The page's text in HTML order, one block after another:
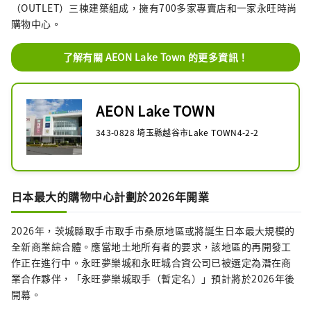
（OUTLET）三棟建築組成，擁有700多家專賣店和一家永旺時尚
購物中心。
了解有關 AEON Lake Town 的更多資訊！
AEON Lake TOWN
343-0828 埼玉縣越谷市Lake TOWN4-2-2
日本最大的購物中心計劃於2026年開業
2026年，茨城縣取手市取手市桑原地區或將誕生日本最大規模的
全新商業綜合體。應當地土地所有者的要求，該地區的再開發工
作正在進行中。永旺夢樂城和永旺城合資公司已被選定為潛在商
業合作夥伴，「永旺夢樂城取手（暫定名）」預計將於2026年後
開幕。